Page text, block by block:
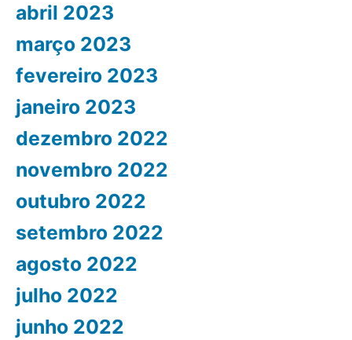
abril 2023
março 2023
fevereiro 2023
janeiro 2023
dezembro 2022
novembro 2022
outubro 2022
setembro 2022
agosto 2022
julho 2022
junho 2022